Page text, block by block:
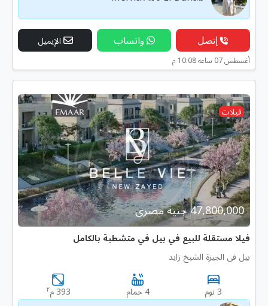
إتصل واتساب الإيميل
أغسطس 07 ساعه 10:08 م
فيلات
47,800,000 جنية مصرى
فيلا مستقلة للبيع في بيل في متشطبة بالكامل
بيل فى الجيزة الشيخ زايد
3 نوم 4 حمام 393 م ٢